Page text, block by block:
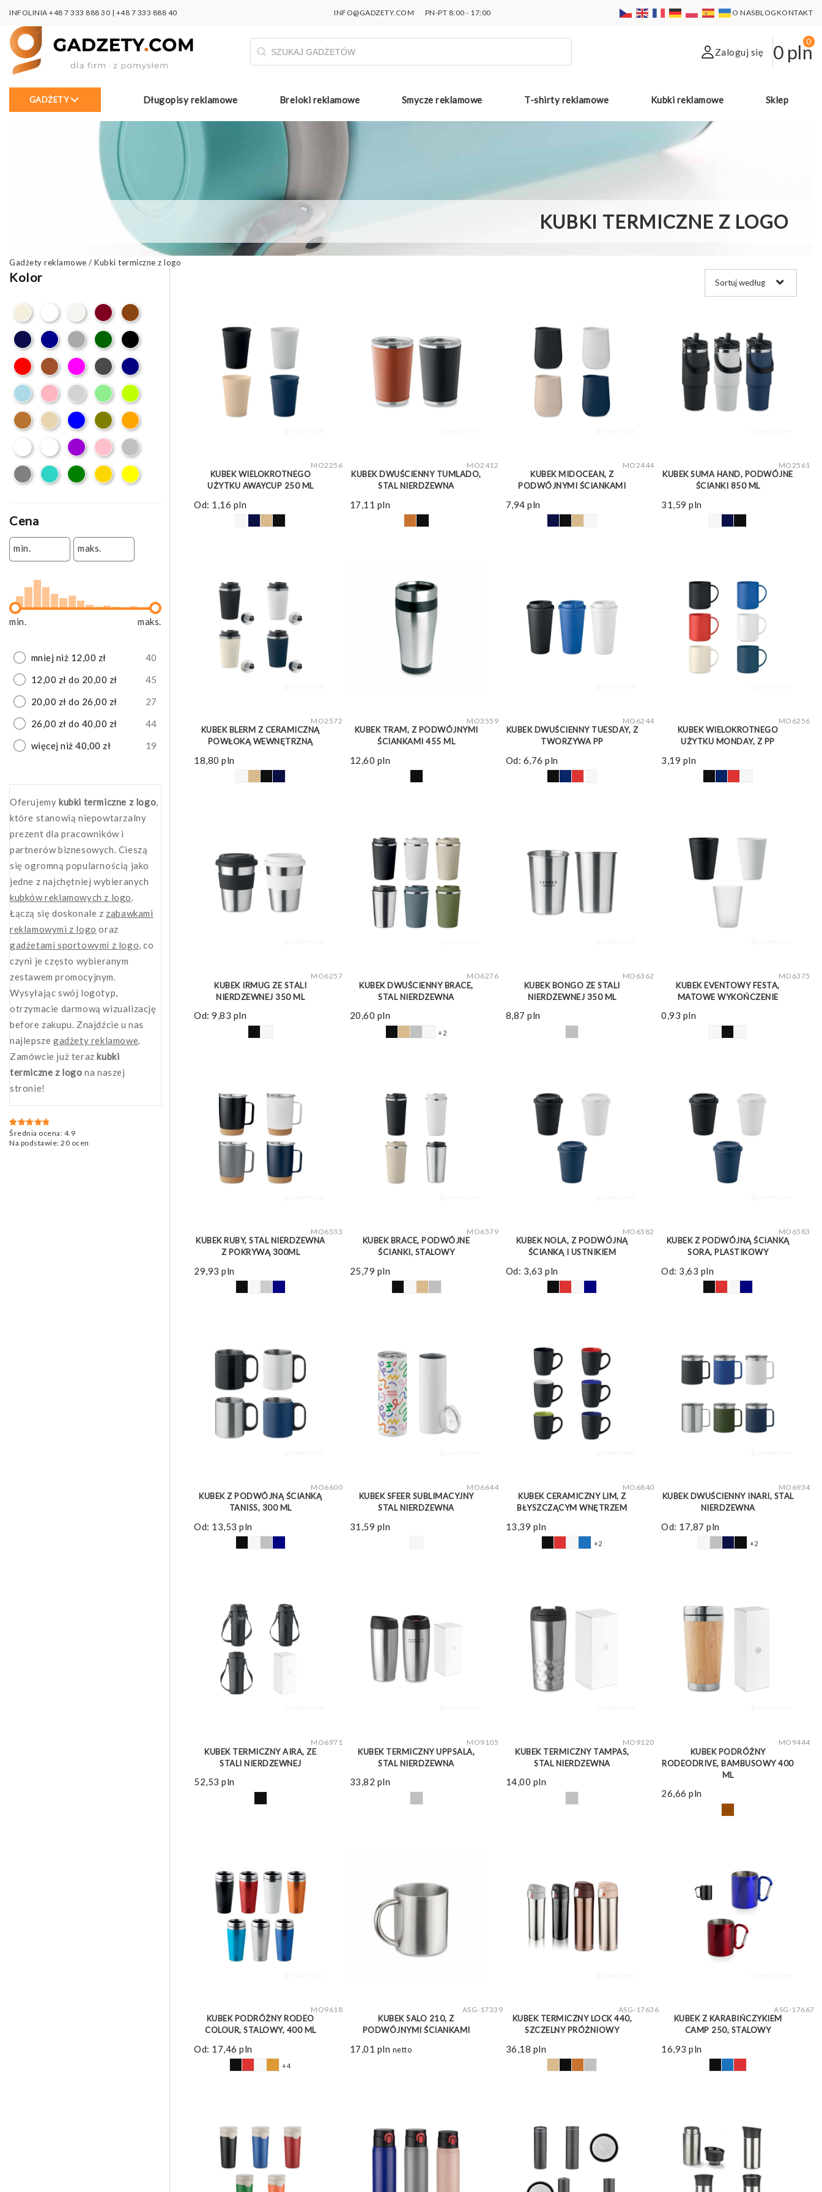
INFOLINIA +48 7 333 888 30 | +48 7 333 888 40 INFO@GADZETY.COM PN-PT 8:00 - 17:00 O NASBLOGKONTAKT
Wyszukiwarka
produktów
Zaloguj się 0 pln
0
GADŻETY Długopisy reklamowe Breloki reklamowe Smycze reklamowe T-shirty reklamowe Kubki reklamowe Sklep
KUBKI TERMICZNE Z LOGO
Gadżety reklamowe / Kubki termiczne z logo
MO2256
KUBEK WIELOKROTNEGO
UŻYTKU AWAYCUP 250 ML
Od: 1,16 pln
MO2412
KUBEK DWUŚCIENNY TUMLADO,
STAL NIERDZEWNA
17,11 pln
MO2444
KUBEK MIDOCEAN, Z
PODWÓJNYMI ŚCIANKAMI
7,94pln
MO2561
KUBEK SUMA HAND, PODWÓJNE
ŚCIANKI 850 ML
31,59pln
MO2572
KUBEK BLERM Z CERAMICZNĄ
POWŁOKĄ WEWNĘTRZNĄ
18,80pln
MO3559
KUBEK TRAM, Z PODWÓJNYMI
ŚCIANKAMI 455 ML
12,60 pln
MO6244
KUBEK DWUŚCIENNY TUESDAY, Z
TWORZYWA PP
Od: 6,76pln
MO6256
KUBEK WIELOKROTNEGO
UŻYTKU MONDAY, Z PP
3,19 pln
MO6257
KUBEK IRMUG ZE STALI
NIERDZEWNEJ 350 ML
Od:9,83 pln
MO6276
KUBEK DWUŚCIENNY BRACE,
STAL NIERDZEWNA
20,60 pln
+2
MO6362
KUBEK BONGO ZE STALI
NIERDZEWNEJ 350 ML
8,87pln
MO6375
KUBEK EVENTOWY FESTA,
MATOWE WYKOŃCZENIE
0,93 pln
MO6533
KUBEK RUBY, STAL NIERDZEWNA
Z POKRYWĄ 300ML
29,93pln
MO6579
KUBEK BRACE, PODWÓJNE
ŚCIANKI, STALOWY
25,79 pln
MO6582
KUBEK NOLA, Z PODWÓJNĄ
ŚCIANKĄ I USTNIKIEM
Od: 3,63pln
MO6583
KUBEK Z PODWÓJNĄ ŚCIANKĄ
SORA, PLASTIKOWY
Od: 3,63 pln
MO6600
KUBEK Z PODWÓJNĄ ŚCIANKĄ
TANISS, 300 ML
Od: 13,53pln
MO6644
KUBEK SFEER SUBLIMACYJNY
STAL NIERDZEWNA
31,59 pln
MO6840
KUBEK CERAMICZNY LIM, Z
BŁYSZCZĄCYM WNĘTRZEM
13,39 pln
+2
MO6934
KUBEK DWUŚCIENNY INARI, STAL
NIERDZEWNA
Od: 17,87pln
+2
MO6971
KUBEK TERMICZNY AIRA, ZE
STALI NIERDZEWNEJ
52,53pln
MO9105
KUBEK TERMICZNY UPPSALA,
STAL NIERDZEWNA
33,82 pln
MO9120
KUBEK TERMICZNY TAMPAS,
STAL NIERDZEWNA
14,00 pln
MO9444
KUBEK PODRÓŻNY
RODEODRIVE, BAMBUSOWY 400
ML
26,66pln
MO9618
KUBEK PODRÓŻNY RODEO
COLOUR, STALOWY, 400 ML
Od: 17,46pln
+4
ASG-17339
KUBEK SALO 210, Z
PODWÓJNYMI ŚCIANKAMI
17,01 pln netto
ASG-17636
KUBEK TERMICZNY LOCK 440,
SZCZELNY PRÓŻNIOWY
36,18 pln
ASG-17667
KUBEK Z KARABIŃCZYKIEM
CAMP 250, STALOWY
16,93pln
Kolor
Cena
min. maks.
min. maks.
mniej niż 12,00 zł
40
12,00 zł do 20,00 zł
45
20,00 zł do 26,00 zł
27
26,00 zł do 40,00 zł
44
więcej niż 40,00 zł
19
Oferujemy kubki termiczne z logo,
które stanowią niepowtarzalny
prezent dla pracowników i
partnerów biznesowych. Cieszą
się ogromną popularnością jako
jedne z najchętniej wybieranych
kubków reklamowych z logo.
Łączą się doskonale z zabawkami
reklamowymi z logo oraz
gadżetami sportowymi z logo, co
czyni je często wybieranym
zestawem promocyjnym.
Wysyłając swój logotyp,
otrzymacie darmową wizualizację
before zakupu. Znajdźcie u nas
najlepsze gadżety reklamowe.
Zamówcie już terazkubki
termiczne z logo na naszej
stronie!
Oceniono
4.9
na 5
Średnia ocena: 4.9
Na podstawie: 20 ocen